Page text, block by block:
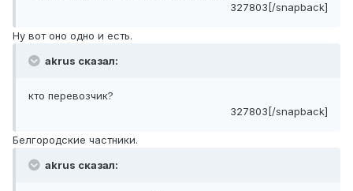
327803[/snapback]
Ну вот оно одно и есть.
akrus сказал:
кто перевозчик?
327803[/snapback]
Белгородские частники.
akrus сказал: